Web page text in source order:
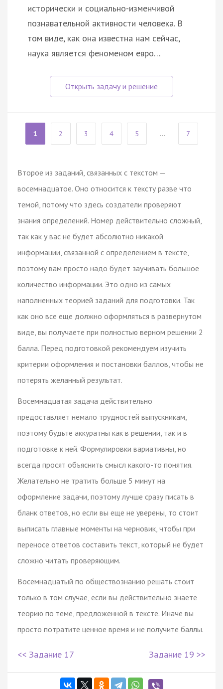
исторически и социально-изменчивой
познавательной активности человека. В
том виде, как она известна нам сейчас,
наука является феноменом евро…
1 2 3 4 5 ... 7
Второе из заданий, связанных с текстом —
восемнадцатое. Оно относится к тексту разве что
темой, потому что здесь создатели проверяют
знания определений. Номер действительно сложный,
так как у вас не будет абсолютно никакой
информации, связанной с определением в тексте,
поэтому вам просто надо будет заучивать большое
количество информации. Это одно из самых
наполненных теорией заданий для подготовки. Так
как оно все еще должно оформляться в развернутом
виде, вы получаете при полностью верном решении 2
балла. Перед подготовкой рекомендуем изучить
критерии оформления и постановки баллов, чтобы не
потерять желанный результат.
Восемнадцатая задача действительно
предоставляет немало трудностей выпускникам,
поэтому будьте аккуратны как в решении, так и в
подготовке к ней. Формулировки вариативны, но
всегда просят объяснить смысл какого-то понятия.
Желательно не тратить больше 5 минут на
оформление задачи, поэтому лучше сразу писать в
бланк ответов, но если вы еще не уверены, то стоит
выписать главные моменты на черновик, чтобы при
переносе ответов составить текст, который не будет
сложно читать проверяющим.
Восемнадцатый по обществознанию решать стоит
только в том случае, если вы действительно знаете
теорию по теме, предложенной в тексте. Иначе вы
просто потратите ценное время и не получите баллы.
<< Задание 17 Задание 19 >>